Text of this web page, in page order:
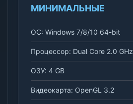
МИНИМАЛЬНЫЕ
ОС: Windows 7/8/10 64-bit
Процессор: Dual Core 2.0 GHz
ОЗУ: 4 GB
Видеокарта: OpenGL 3.2